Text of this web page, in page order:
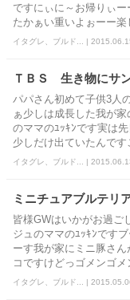
ですにぃに～お帰りぃ
たかぁい重いよぉーー楽
イタグレ、ブルド... |
ＴＢＳ 生き物にサ
パパさん初めて子供3人
ぁ少しは成長した我が
のママのﾕｯｷﾝです実は
少しだけ出ていたんです
イタグレ、ブルド... |
ミニチュアブルテリ
皆様GWはいかがお過ご
ジュのママのﾕｯｷﾝです
ーす我が家にミニ豚さ
コですけどっゴメンゴメ
イタグレ、ブルド... |